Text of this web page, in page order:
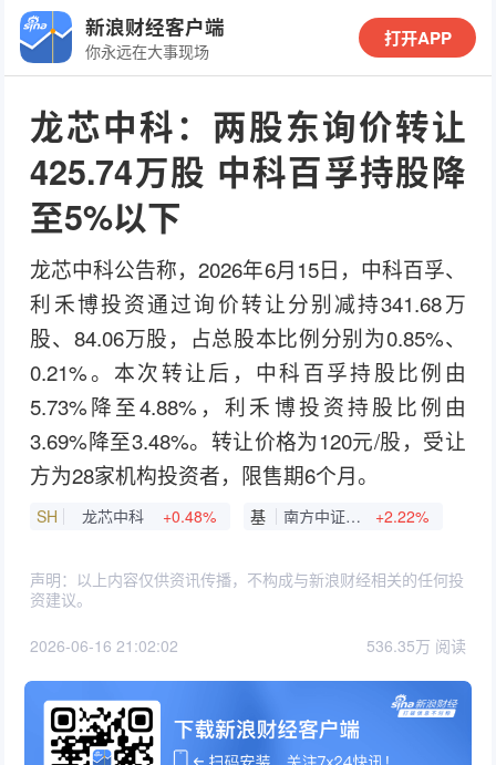
新浪财经客户端
你永远在大事现场
打开APP
龙芯中科：两股东询价转让
425.74万股 中科百孚持股降
至5%以下
龙芯中科公告称，2026年6月15日，中科百孚、
利禾博投资通过询价转让分别减持341.68万
股、84.06万股，占总股本比例分别为0.85%、
0.21%。本次转让后，中科百孚持股比例由
5.73%降至4.88%，利禾博投资持股比例由
3.69%降至3.48%。转让价格为120元/股，受让
方为28家机构投资者，限售期6个月。
SH 龙芯中科 +0.48% 基 南方中证A500ETF +2.22%
声明：以上内容仅供资讯传播，不构成与新浪财经相关的任何投
资建议。
2026-06-16 21:02:02 536.35万 阅读